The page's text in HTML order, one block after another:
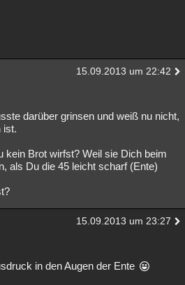
15.09.2013 um 22:42
darüber grinsen und weiß nu nicht,
ist.
kein Brot wirfst? Weil sie Dich beim
als Du die 45 leicht scharf (Ente)
15.09.2013 um 23:27
in den Augen der Ente